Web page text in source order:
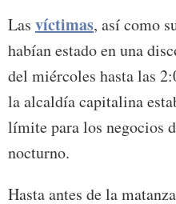
Las víctimas, así como
habían estado en una
del miércoles hasta las
la alcaldía capitalina
límite para los negocios
nocturno.
Hasta antes de la